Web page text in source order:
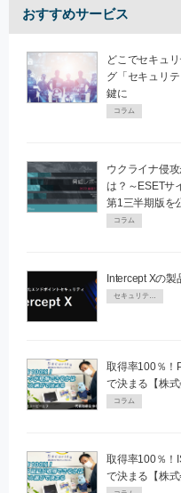
おすすめサービス
どこでセキュ
グ「セキュリ
鍵に
コラム
ウクライナ侵
は？～ESETサ
第1三半期版を
コラム
Intercept Xの製
セキュリティPR
取得率100％！
で決まる【株式
コラム
取得率100％！
で決まる【株式